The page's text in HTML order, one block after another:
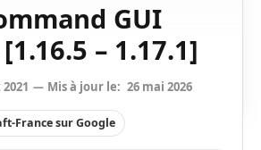
GUI
– 1.17.1]
Mis à jour le: 26 mai 2026
France sur Google